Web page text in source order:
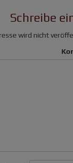
Schreibe
wird nicht